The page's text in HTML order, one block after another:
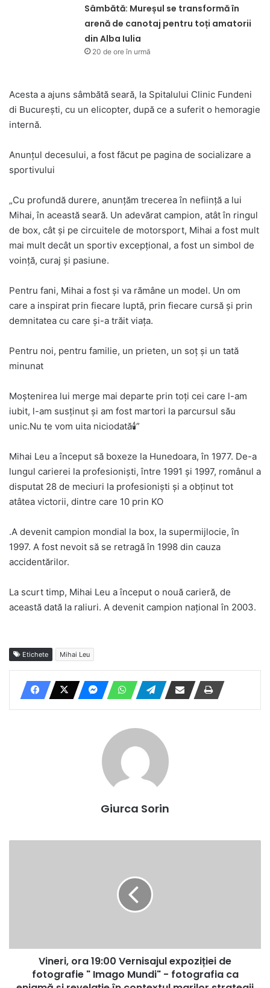
Sâmbătă: Mureșul se transformă în
arenă de canotaj pentru toți amatorii
din Alba Iulia
20 de ore în urmă
Acesta a ajuns sâmbătă seară, la Spitalului Clinic Fundeni
di București, cu un elicopter, după ce a suferit o hemoragie
internă.
Anunțul decesului, a fost făcut pe pagina de socializare a
sportivului
„Cu profundă durere, anunțăm trecerea în neființă a lui
Mihai, în această seară. Un adevărat campion, atât în ringul
de box, cât și pe circuitele de motorsport, Mihai a fost mult
mai mult decât un sportiv excepțional, a fost un simbol de
voință, curaj și pasiune.
Pentru fani, Mihai a fost și va rămâne un model. Un om
care a inspirat prin fiecare luptă, prin fiecare cursă și prin
demnitatea cu care și-a trăit viața.
Pentru noi, pentru familie, un prieten, un soț și un tată
minunat
Moștenirea lui merge mai departe prin toți cei care l-am
iubit, l-am susținut și am fost martori la parcursul său
unic.Nu te vom uita niciodată🕯️”
Mihai Leu a început să boxeze la Hunedoara, în 1977. De-a
lungul carierei la profesioniști, între 1991 și 1997, românul a
disputat 28 de meciuri la profesioniști și a obținut tot
atâtea victorii, dintre care 10 prin KO
.A devenit campion mondial la box, la supermijlocie, în
1997. A fost nevoit să se retragă în 1998 din cauza
accidentărilor.
La scurt timp, Mihai Leu a început o nouă carieră, de
această dată la raliuri. A devenit campion național în 2003.
Etichete Mihai Leu
Giurca Sorin
Imago
fotografia
Vineri, ora 19:00 Vernisajul expoziției de
fotografie " Imago Mundi" - fotografia ca